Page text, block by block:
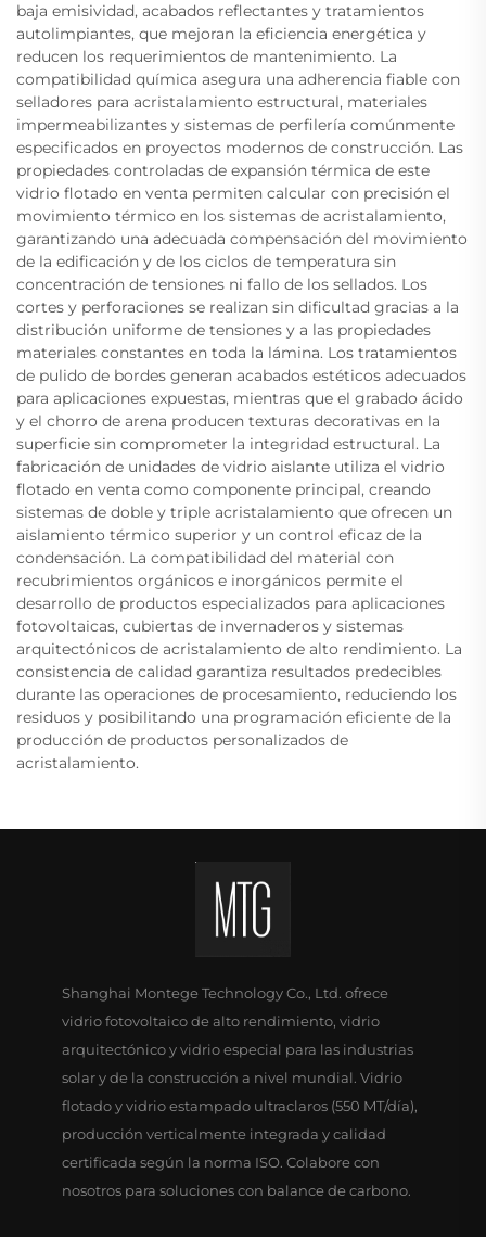
baja emisividad, acabados reflectantes y tratamientos
autolimpiantes, que mejoran la eficiencia energética y
reducen los requerimientos de mantenimiento. La
compatibilidad química asegura una adherencia fiable con
selladores para acristalamiento estructural, materiales
impermeabilizantes y sistemas de perfilería comúnmente
especificados en proyectos modernos de construcción. Las
propiedades controladas de expansión térmica de este
vidrio flotado en venta permiten calcular con precisión el
movimiento térmico en los sistemas de acristalamiento,
garantizando una adecuada compensación del movimiento
de la edificación y de los ciclos de temperatura sin
concentración de tensiones ni fallo de los sellados. Los
cortes y perforaciones se realizan sin dificultad gracias a la
distribución uniforme de tensiones y a las propiedades
materiales constantes en toda la lámina. Los tratamientos
de pulido de bordes generan acabados estéticos adecuados
para aplicaciones expuestas, mientras que el grabado ácido
y el chorro de arena producen texturas decorativas en la
superficie sin comprometer la integridad estructural. La
fabricación de unidades de vidrio aislante utiliza el vidrio
flotado en venta como componente principal, creando
sistemas de doble y triple acristalamiento que ofrecen un
aislamiento térmico superior y un control eficaz de la
condensación. La compatibilidad del material con
recubrimientos orgánicos e inorgánicos permite el
desarrollo de productos especializados para aplicaciones
fotovoltaicas, cubiertas de invernaderos y sistemas
arquitectónicos de acristalamiento de alto rendimiento. La
consistencia de calidad garantiza resultados predecibles
durante las operaciones de procesamiento, reduciendo los
residuos y posibilitando una programación eficiente de la
producción de productos personalizados de
acristalamiento.
Shanghai Montege Technology Co., Ltd. ofrece
vidrio fotovoltaico de alto rendimiento, vidrio
arquitectónico y vidrio especial para las industrias
solar y de la construcción a nivel mundial. Vidrio
flotado y vidrio estampado ultraclaros (550 MT/día),
producción verticalmente integrada y calidad
certificada según la norma ISO. Colabore con
nosotros para soluciones con balance de carbono.